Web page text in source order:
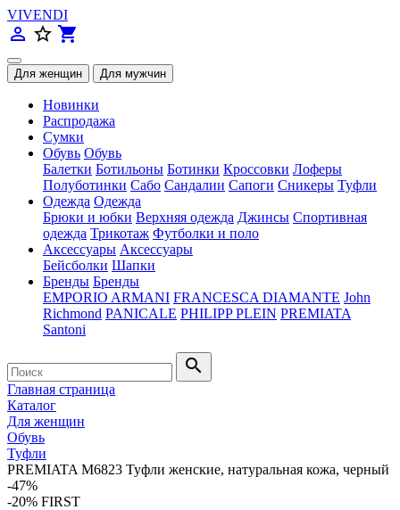
VIVENDI
person_outline star_border shopping_cart
Новинки
Распродажа
Сумки
Обувь Обувь
Балетки Ботильоны Ботинки Кроссовки Лоферы
Полуботинки Сабо Сандалии Сапоги Сникеры Туфли
Одежда Одежда
Брюки и юбки Верхняя одежда Джинсы Спортивная
одежда Трикотаж Футболки и поло
Аксессуары Аксессуары
Бейсболки Шапки
Бренды Бренды
EMPORIO ARMANI FRANCESCA DIAMANTE John
Richmond PANICALE PHILIPP PLEIN PREMIATA
Santoni
search
Главная страница
Каталог
Для женщин
Обувь
Туфли
PREMIATA M6823 Туфли женские, натуральная кожа, черный
-47%
-20% FIRST